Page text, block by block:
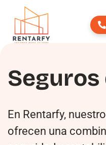
En Rentarfy,
ofrecen una